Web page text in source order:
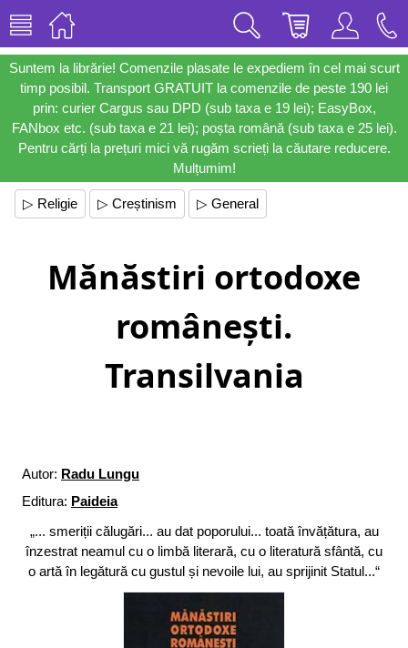
Suntem la librărie! Comenzile plasate le expediem în cel mai scurt
timp posibil. Transport GRATUIT la comenzile de peste 190 lei
prin: curier Cargus sau DPD (sub taxa e 19 lei); EasyBox,
FANbox etc. (sub taxa e 21 lei); poșta română (sub taxa e 25 lei).
Pentru cărți la prețuri mici vă rugăm scrieți la căutare reducere.
Mulțumim!
▷ Religie ▷ Creștinism ▷ General
Mănăstiri ortodoxe
românești.
Transilvania
Autor: Radu Lungu
Editura: Paideia
„... smeriții călugări... au dat poporului... toată învățătura, au
înzestrat neamul cu o limbă literară, cu o literatură sfântă, cu
o artă în legătură cu gustul și nevoile lui, au sprijinit Statul...“